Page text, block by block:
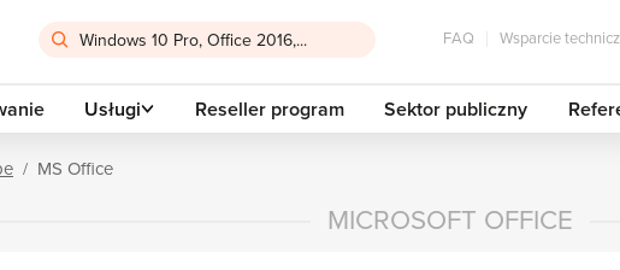
FAQ Wsparcie
Usługi Reseller program Sektor publiczny
MS Office
MICROSOFT OFFICE